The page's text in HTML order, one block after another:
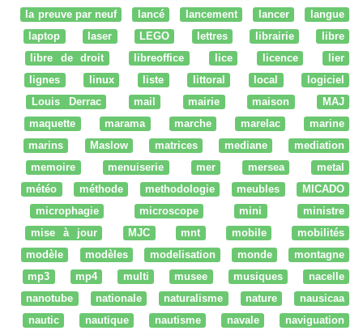
la preuve par neuf
lancé lancement lancer
langue
laptop
laser LEGO lettres librairie
libre
libre de droit
libreoffice lice licence
lier
lignes
linux liste littoral local
logiciel
Louis Derrac
mail mairie maison
MAJ
maquette
marama marche marelac
marine
marins
Maslow matrices mediane
mediation
memoire
menuiserie mer mersea
metal
météo
méthode methodologie meubles
MICADO
microphagie
microscope mini
ministre
mise à jour
MJC mnt mobile
mobilités
modèle
modèles modelisation monde
montagne
mp3
mp4 multi musee musiques
nacelle
nanotube
nationale naturalisme nature
nausicaa
nautic
nautique nautisme navale
naviguation